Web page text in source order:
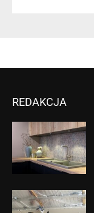
REDAKCJA